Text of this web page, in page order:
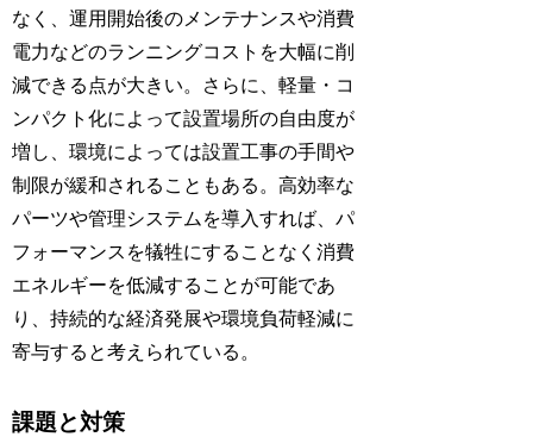
なく、運用開始後のメンテナンスや消費
電力などのランニングコストを大幅に削
減できる点が大きい。さらに、軽量・コ
ンパクト化によって設置場所の自由度が
増し、環境によっては設置工事の手間や
制限が緩和されることもある。高効率な
パーツや管理システムを導入すれば、パ
フォーマンスを犠牲にすることなく消費
エネルギーを低減することが可能であ
り、持続的な経済発展や環境負荷軽減に
寄与すると考えられている。
課題と対策